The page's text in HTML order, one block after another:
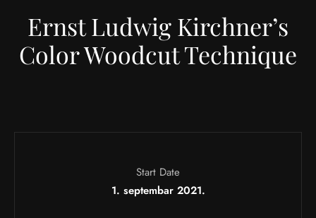
Ernst Ludwig Kirchner’s
Color Woodcut Technique
Start Date
1. septembar 2021.